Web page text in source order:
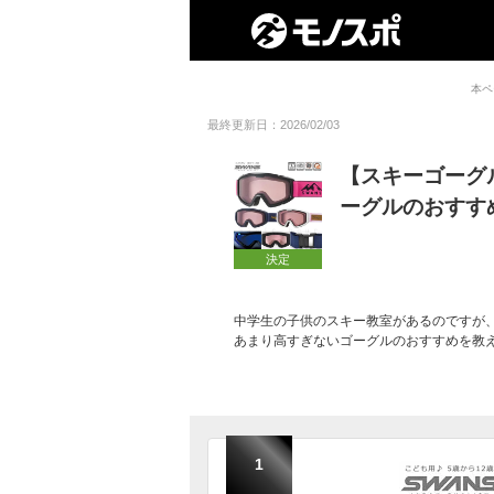
本
最終更新日：2026/02/03
決定
【スキーゴー
ーグルのおすす
中学生の子供のスキー教室があるのですが
あまり高すぎないゴーグルのおすすめを教
1